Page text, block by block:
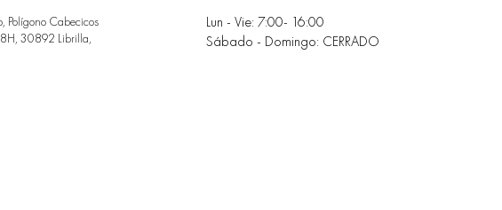
Polígono Cabecicos
30892 Librilla,
Lun - Vie: 7:00- 16:00
Sábado - Domingo: CERRADO